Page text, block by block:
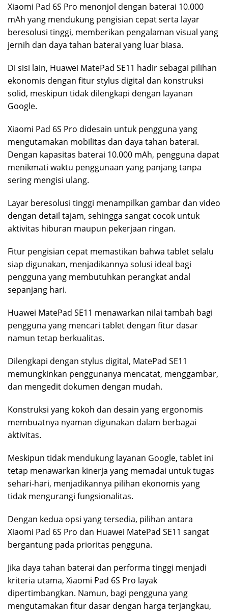
Xiaomi Pad 6S Pro menonjol dengan baterai 10.000
mAh yang mendukung pengisian cepat serta layar
beresolusi tinggi, memberikan pengalaman visual yang
jernih dan daya tahan baterai yang luar biasa.
Di sisi lain, Huawei MatePad SE11 hadir sebagai pilihan
ekonomis dengan fitur stylus digital dan konstruksi
solid, meskipun tidak dilengkapi dengan layanan
Google.
Xiaomi Pad 6S Pro didesain untuk pengguna yang
mengutamakan mobilitas dan daya tahan baterai.
Dengan kapasitas baterai 10.000 mAh, pengguna dapat
menikmati waktu penggunaan yang panjang tanpa
sering mengisi ulang.
Layar beresolusi tinggi menampilkan gambar dan video
dengan detail tajam, sehingga sangat cocok untuk
aktivitas hiburan maupun pekerjaan ringan.
Fitur pengisian cepat memastikan bahwa tablet selalu
siap digunakan, menjadikannya solusi ideal bagi
pengguna yang membutuhkan perangkat andal
sepanjang hari.
Huawei MatePad SE11 menawarkan nilai tambah bagi
pengguna yang mencari tablet dengan fitur dasar
namun tetap berkualitas.
Dilengkapi dengan stylus digital, MatePad SE11
memungkinkan penggunanya mencatat, menggambar,
dan mengedit dokumen dengan mudah.
Konstruksi yang kokoh dan desain yang ergonomis
membuatnya nyaman digunakan dalam berbagai
aktivitas.
Meskipun tidak mendukung layanan Google, tablet ini
tetap menawarkan kinerja yang memadai untuk tugas
sehari-hari, menjadikannya pilihan ekonomis yang
tidak mengurangi fungsionalitas.
Dengan kedua opsi yang tersedia, pilihan antara
Xiaomi Pad 6S Pro dan Huawei MatePad SE11 sangat
bergantung pada prioritas pengguna.
Jika daya tahan baterai dan performa tinggi menjadi
kriteria utama, Xiaomi Pad 6S Pro layak
dipertimbangkan. Namun, bagi pengguna yang
mengutamakan fitur dasar dengan harga terjangkau,